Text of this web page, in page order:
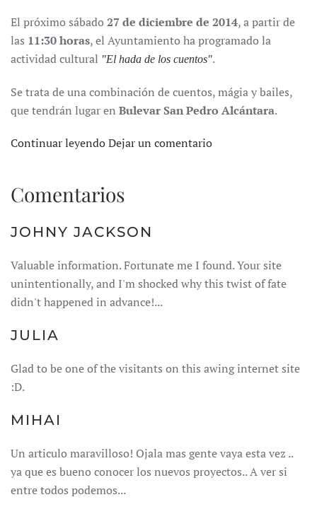
El próximo sábado 27 de diciembre de 2014, a partir de
las 11:30 horas, el Ayuntamiento ha programado la
actividad cultural "El hada de los cuentos".
Se trata de una combinación de cuentos, mágia y bailes,
que tendrán lugar en Bulevar San Pedro Alcántara.
Continuar leyendoDejar un comentario
Comentarios
JOHNY JACKSON
Valuable information. Fortunate me I found. Your site
unintentionally, and I'm shocked why this twist of fate
didn't happened in advance!...
JULIA
Glad to be one of the visitants on this awing internet site
:D.
MIHAI
Un articulo maravilloso! Ojala mas gente vaya esta vez ..
ya que es bueno conocer los nuevos proyectos.. A ver si
entre todos podemos...